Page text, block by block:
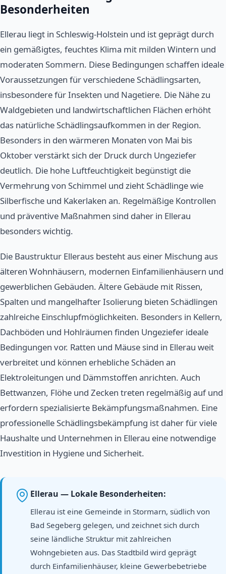
Besonderheiten
Ellerau liegt in Schleswig-Holstein und ist geprägt durch
ein gemäßigtes, feuchtes Klima mit milden Wintern und
moderaten Sommern. Diese Bedingungen schaffen ideale
Voraussetzungen für verschiedene Schädlingsarten,
insbesondere für Insekten und Nagetiere. Die Nähe zu
Waldgebieten und landwirtschaftlichen Flächen erhöht
das natürliche Schädlingsaufkommen in der Region.
Besonders in den wärmeren Monaten von Mai bis
Oktober verstärkt sich der Druck durch Ungeziefer
deutlich. Die hohe Luftfeuchtigkeit begünstigt die
Vermehrung von Schimmel und zieht Schädlinge wie
Silberfische und Kakerlaken an. Regelmäßige Kontrollen
und präventive Maßnahmen sind daher in Ellerau
besonders wichtig.
Die Baustruktur Elleraus besteht aus einer Mischung aus
älteren Wohnhäusern, modernen Einfamilienhäusern und
gewerblichen Gebäuden. Ältere Gebäude mit Rissen,
Spalten und mangelhafter Isolierung bieten Schädlingen
zahlreiche Einschlupfmöglichkeiten. Besonders in Kellern,
Dachböden und Hohlräumen finden Ungeziefer ideale
Bedingungen vor. Ratten und Mäuse sind in Ellerau weit
verbreitet und können erhebliche Schäden an
Elektroleitungen und Dämmstoffen anrichten. Auch
Bettwanzen, Flöhe und Zecken treten regelmäßig auf und
erfordern spezialisierte Bekämpfungsmaßnahmen. Eine
professionelle Schädlingsbekämpfung ist daher für viele
Haushalte und Unternehmen in Ellerau eine notwendige
Investition in Hygiene und Sicherheit.
Ellerau — Lokale Besonderheiten:
Ellerau ist eine Gemeinde in Stormarn, südlich von
Bad Segeberg gelegen, und zeichnet sich durch
seine ländliche Struktur mit zahlreichen
Wohngebieten aus. Das Stadtbild wird geprägt
durch Einfamilienhäuser, kleine Gewerbebetriebe